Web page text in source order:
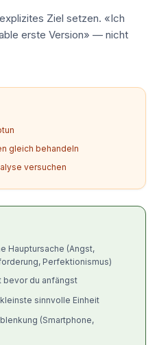
Ziel setzen. «Ich
erste Version» — nicht
gleich behandeln
versuchen
Hauptursache (Angst,
Perfektionismus)
bevor du anfängst
sinnvolle Einheit
(Smartphone,